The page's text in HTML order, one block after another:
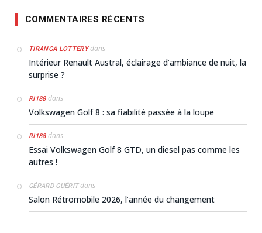
COMMENTAIRES RÉCENTS
TIRANGA LOTTERYdans
Intérieur Renault Austral, éclairage d’ambiance de nuit, la
surprise ?
RI188dans
Volkswagen Golf 8 : sa fiabilité passée à la loupe
RI188dans
Essai Volkswagen Golf 8 GTD, un diesel pas comme les
autres !
GÉRARD GUÉRITdans
Salon Rétromobile 2026, l’année du changement